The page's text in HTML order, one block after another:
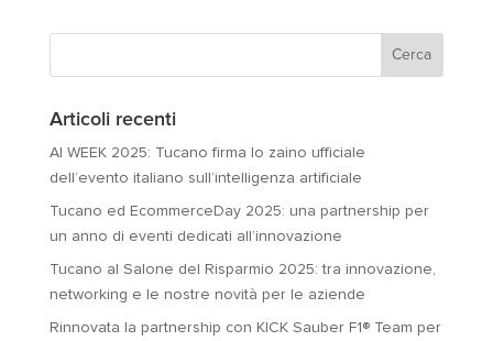
Articoli recenti
AI WEEK 2025: Tucano firma lo zaino ufficiale
dell’evento italiano sull’intelligenza artificiale
Tucano ed EcommerceDay 2025: una partnership per
un anno di eventi dedicati all’innovazione
Tucano al Salone del Risparmio 2025: tra innovazione,
networking e le nostre novità per le aziende
Rinnovata la partnership con KICK Sauber F1® Team per